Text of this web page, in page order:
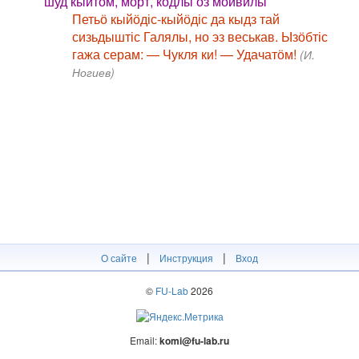
Петьӧ кыйӧдіс-кыйӧдіс да кыдз тай
сизьдыштіс Галялы, но эз веськав. Ызӧбтіс
гажа серам: — Чукля ки! — Удачатӧм! (И.
Ногиев)
О сайте | Инструкция | Вход
© FU-Lab2026
Email:komi@fu-lab.ru